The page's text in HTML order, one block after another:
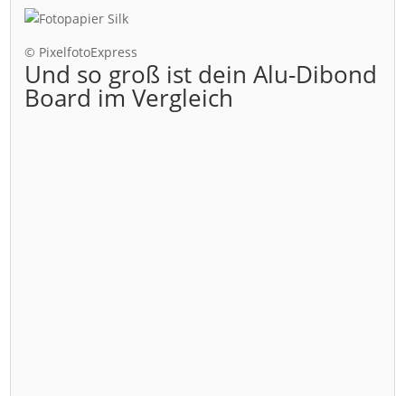
© PixelfotoExpress
Und so groß ist dein Alu-Dibond
Board im Vergleich